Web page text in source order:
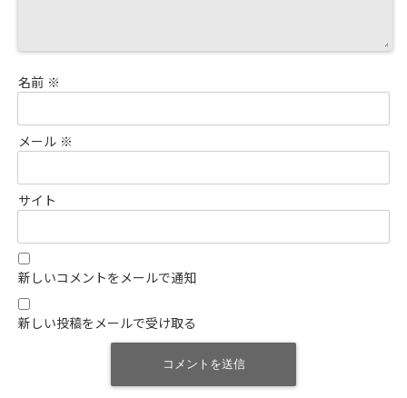
名前 ※
メール ※
サイト
新しいコメントをメールで通知
新しい投稿をメールで受け取る